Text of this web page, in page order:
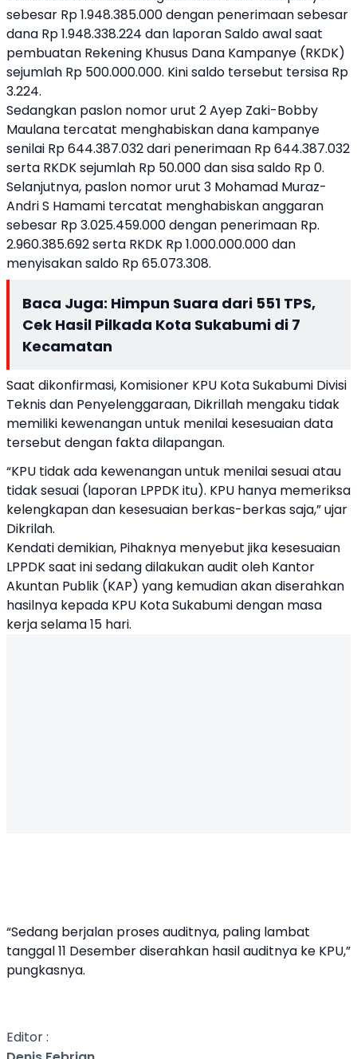
sebesar Rp 1.948.385.000 dengan penerimaan sebesar
dana Rp 1.948.338.224 dan laporan Saldo awal saat
pembuatan Rekening Khusus Dana Kampanye (RKDK)
sejumlah Rp 500.000.000. Kini saldo tersebut tersisa Rp
3.224.
Sedangkan paslon nomor urut 2 Ayep Zaki-Bobby
Maulana tercatat menghabiskan dana kampanye
senilai Rp 644.387.032 dari penerimaan Rp 644.387.032
serta RKDK sejumlah Rp 50.000 dan sisa saldo Rp 0.
Selanjutnya, paslon nomor urut 3 Mohamad Muraz-
Andri S Hamami tercatat menghabiskan anggaran
sebesar Rp 3.025.459.000 dengan penerimaan Rp.
2.960.385.692 serta RKDK Rp 1.000.000.000 dan
menyisakan saldo Rp 65.073.308.
Baca Juga: Himpun Suara dari 551 TPS,
Cek Hasil Pilkada Kota Sukabumi di 7
Kecamatan
Saat dikonfirmasi, Komisioner KPU Kota Sukabumi Divisi
Teknis dan Penyelenggaraan, Dikrillah mengaku tidak
memiliki kewenangan untuk menilai kesesuaian data
tersebut dengan fakta dilapangan.
“KPU tidak ada kewenangan untuk menilai sesuai atau
tidak sesuai (laporan LPPDK itu). KPU hanya memeriksa
kelengkapan dan kesesuaian berkas-berkas saja,” ujar
Dikrilah.
Kendati demikian, Pihaknya menyebut jika kesesuaian
LPPDK saat ini sedang dilakukan audit oleh Kantor
Akuntan Publik (KAP) yang kemudian akan diserahkan
hasilnya kepada KPU Kota Sukabumi dengan masa
kerja selama 15 hari.
“Sedang berjalan proses auditnya, paling lambat
tanggal 11 Desember diserahkan hasil auditnya ke KPU,”
pungkasnya.
Editor :